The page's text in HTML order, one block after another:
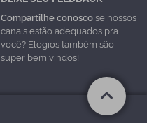
Compartilhe conoscose nossos
canais estão adequados pra
você? Elogios também são
super bem vindos!